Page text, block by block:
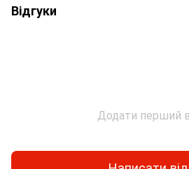
Відгуки
Додати перший